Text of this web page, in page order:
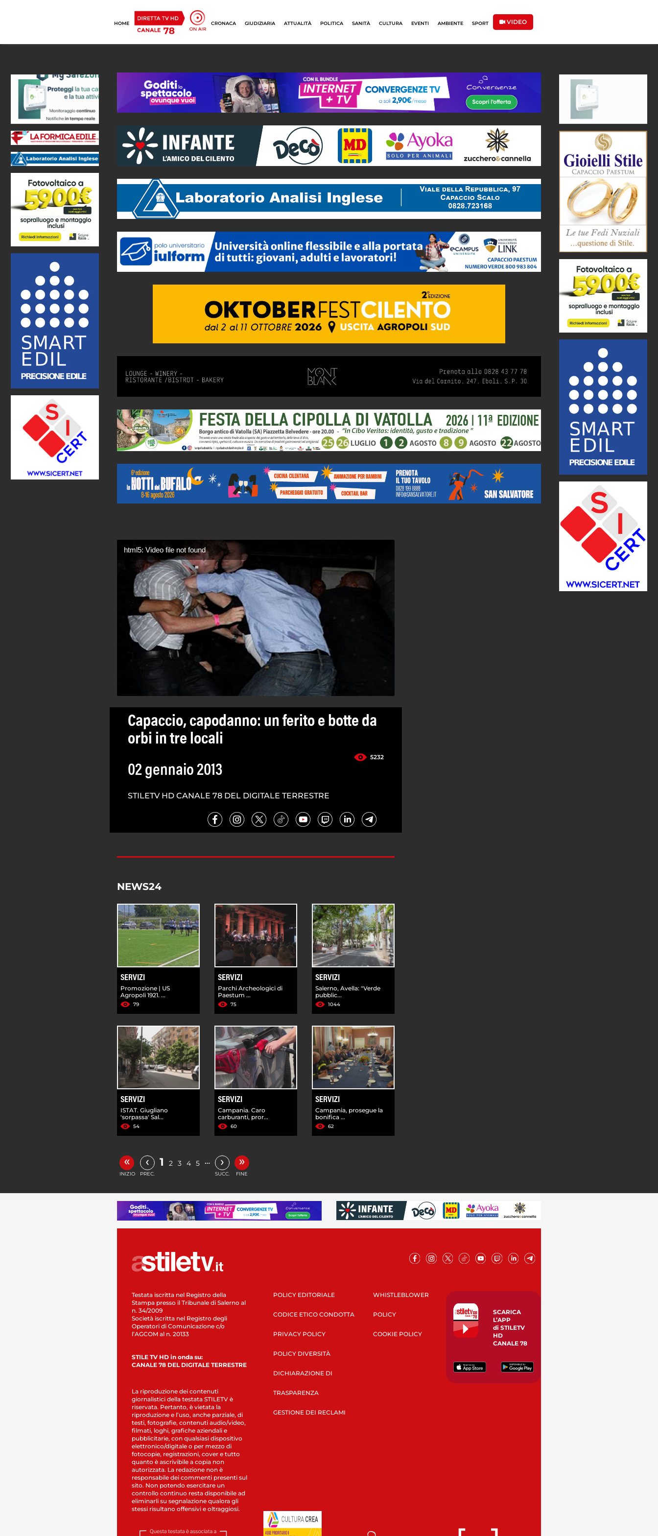
HOME CRONACA GIUDIZIARIA ATTUALITÀ POLITICA SANITÀ CULTURA EVENTI AMBIENTE SPORT VIDEO
html5: Video file not found
Capaccio, capodanno: un ferito e botte da
orbi in tre locali
5232
02 gennaio 2013
STILETV HD CANALE 78 DEL DIGITALE TERRESTRE
NEWS24
SERVIZI
Promozione | US
Agropoli 1921. ...
79
SERVIZI
Parchi Archeologici di
Paestum ...
75
SERVIZI
Salerno, Avella: "Verde
pubblic...
1044
SERVIZI
ISTAT. Giugliano
'sorpassa' Sal...
54
SERVIZI
Campania. Caro
carburanti, pror...
60
SERVIZI
Campania, prosegue la
bonifica ...
62
«
INIZIO
‹
PREC.
1 2 3 4 5 … ›
SUCC.
»
FINE
Testata iscritta nel Registro della
Stampa presso il Tribunale di Salerno al
n. 34/2009
Società iscritta nel Registro degli
Operatori di Comunicazione c/o
l’AGCOM al n. 20133
STILE TV HD in onda su:
CANALE 78 DEL DIGITALE TERRESTRE
La riproduzione dei contenuti
giornalistici della testata STILETV è
riservata. Pertanto, è vietata la
riproduzione e l’uso, anche parziale, di
testi, fotografie, contenuti audio/video,
filmati, loghi, grafiche aziendali e
pubblicitarie, con qualsiasi dispositivo
elettronico/digitale o per mezzo di
fotocopie, registrazioni, cover e tutto
quanto è ascrivibile a copia non
autorizzata. La redazione non è
responsabile dei commenti presenti sul
sito. Non potendo esercitare un
controllo continuo resta disponibile ad
eliminarli su segnalazione qualora gli
stessi risultano offensivi e oltraggiosi.
POLICY EDITORIALE
CODICE ETICO CONDOTTA
PRIVACY POLICY
POLICY DIVERSITÀ
DICHIARAZIONE DI
TRASPARENZA
GESTIONE DEI RECLAMI
WHISTLEBLOWER
POLICY
COOKIE POLICY
SCARICA
L’APP
di STILETV
HD
CANALE 78